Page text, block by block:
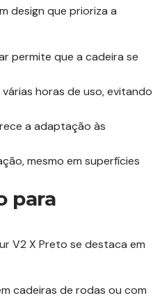
design que prioriza a
permite que a cadeira se
horas de uso, evitando
a adaptação às
mesmo em superfícies
para
V2 X Preto se destaca em
cadeiras de rodas ou com